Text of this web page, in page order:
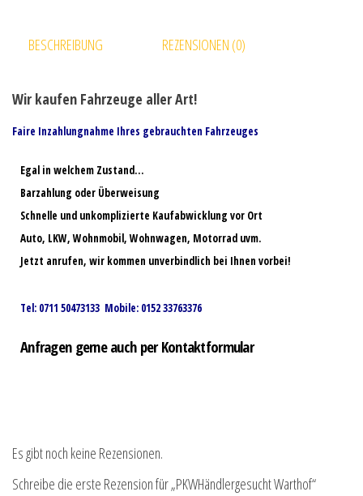
BESCHREIBUNG REZENSIONEN (0)
Wir kaufen Fahrzeuge aller Art!
Faire Inzahlungnahme Ihres gebrauchten Fahrzeuges
Egal in welchem Zustand…
Barzahlung oder Überweisung
Schnelle und unkomplizierte Kaufabwicklung vor Ort
Auto, LKW, Wohnmobil, Wohnwagen, Motorrad uvm.
Jetzt anrufen, wir kommen unverbindlich bei Ihnen vorbei!
Tel: 0711 50473133 Mobile: 0152 33763376
Anfragen gerne auch per Kontaktformular
Es gibt noch keine Rezensionen.
Schreibe die erste Rezension für „PKWHändlergesucht Warthof“